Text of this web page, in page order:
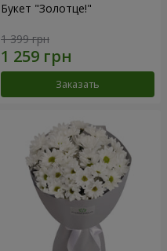
Букет "Золотце!"
1 399 грн
Заказать